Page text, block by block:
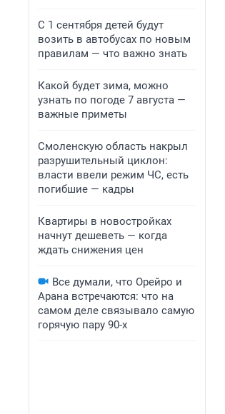
С 1 сентября детей будут
возить в автобусах по новым
правилам — что важно знать
Какой будет зима, можно
узнать по погоде 7 августа —
важные приметы
Смоленскую область накрыл
разрушительный циклон:
власти ввели режим ЧС, есть
погибшие — кадры
Квартиры в новостройках
начнут дешеветь — когда
ждать снижения цен
Все думали, что Орейро и
Арана встречаются: что на
самом деле связывало самую
горячую пару 90-х